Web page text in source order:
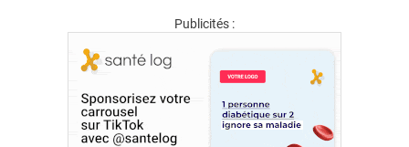
Publicités :